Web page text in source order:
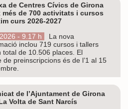
de Centres Cívics de Girona
més de 700 activitats i cursos
curs 2026-2027
- 9.17 h
La nova
inclou 719 cursos i tallers
total de 10.506 places. El
de preinscripcions és de l’1 al 15
de l’Ajuntament de Girona
Volta de Sant Narcís